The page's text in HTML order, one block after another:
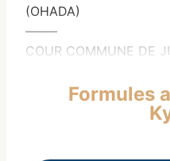
(OHADA)
——–
COUR COMMUNE DE
Formules